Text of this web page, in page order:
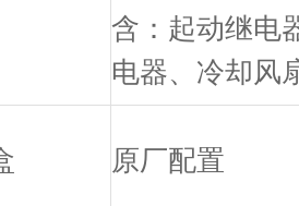
含：起动继电
电器、冷却风
原厂配置